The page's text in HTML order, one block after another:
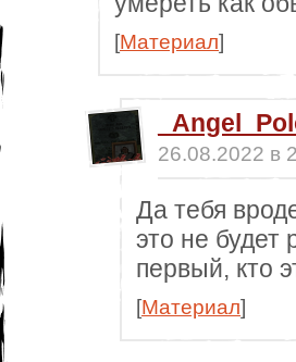
[Материал]
26.08.2022 в
Да тебя
это не
первый, кто
[Материал]